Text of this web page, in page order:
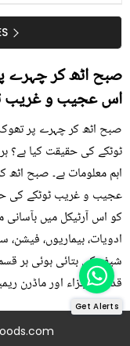
سستا اور قدرتی حل
صبح اٹھ کر چہرے
اس عجیب و غریب
صبح اٹھ کر چہرے پر تھوک
ٹوٹکے کی حقیقت کیا ہے؟
اہم معلومات ہے۔ صبح اٹھ
عجیب و غریب ٹوٹکے کی
کو اس آرٹیکل میں بآسانی
ادویات، بیماریوں، فیشن،
شیف کی بتائی ہوئی ہر
قدرتی اجزاء اور ماڈرن
Get Alerts